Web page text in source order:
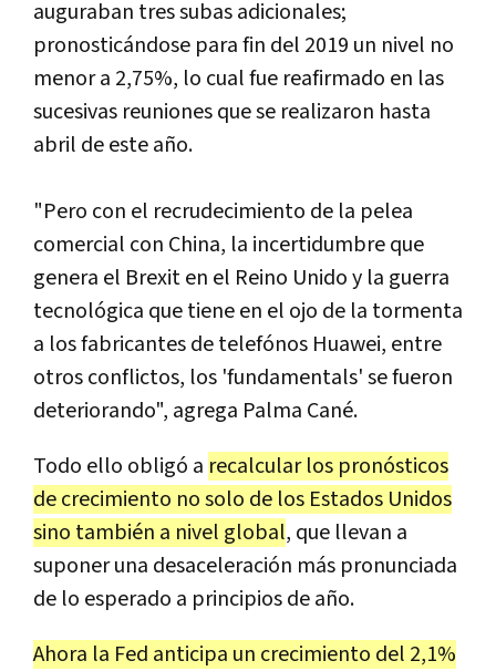
auguraban tres subas adicionales;
pronosticándose para fin del 2019 un nivel no
menor a 2,75%, lo cual fue reafirmado en las
sucesivas reuniones que se realizaron hasta
abril de este año.
"Pero con el recrudecimiento de la pelea
comercial con China, la incertidumbre que
genera el Brexit en el Reino Unido y la guerra
tecnológica que tiene en el ojo de la tormenta
a los fabricantes de telefónos Huawei, entre
otros conflictos, los 'fundamentals' se fueron
deteriorando", agrega Palma Cané.
Todo ello obligó a recalcular los pronósticos
de crecimiento no solo de los Estados Unidos
sino también a nivel global, que llevan a
suponer una desaceleración más pronunciada
de lo esperado a principios de año.
Ahora la Fed anticipa un crecimiento del 2,1%